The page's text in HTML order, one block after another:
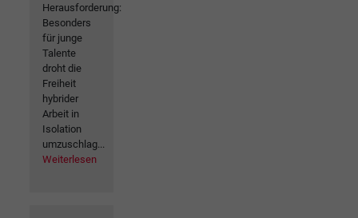
Herausforderung:
Besonders
für junge
Talente
droht die
Freiheit
hybrider
Arbeit in
Isolation
umzuschlag...
Weiterlesen